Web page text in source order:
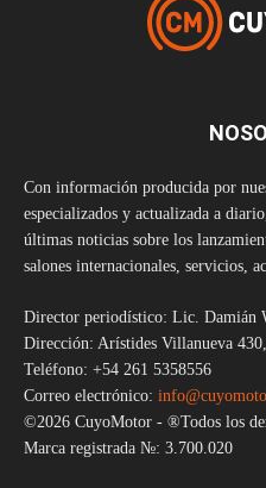
Con información producida por
especializados y actualizada a
últimas noticias sobre los
salones internacionales, servicios,
Director periodístico: Lic. Damián
Dirección: Arístides Villanueva
Teléfono: +54 261 5358556
Correo electrónico:
©2026 CuyoMotor - ®Todos los
Marca registrada №: 3.700.020